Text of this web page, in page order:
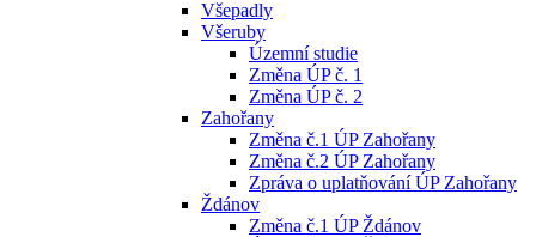
Všepadly
Všeruby
Územní studie
Změna ÚP č. 1
Změna ÚP č. 2
Zahořany
Změna č.1 ÚP Zahořany
Změna č.2 ÚP Zahořany
Zpráva o uplatňování ÚP Zahořany
Ždánov
Změna č.1 ÚP Ždánov